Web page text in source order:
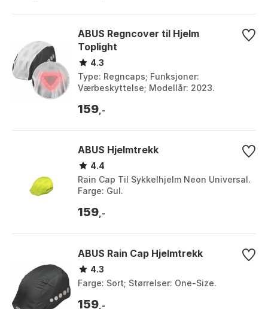
ABUS Regncover til Hjelm
Toplight
4.3
Type: Regncaps; Funksjoner:
Værbeskyttelse; Modellår: 2023.
159 ,-
ABUS Hjelmtrekk
4.4
Rain Cap Til Sykkelhjelm Neon Universal.
Farge: Gul.
159 ,-
ABUS Rain Cap Hjelmtrekk
4.3
Farge: Sort; Størrelser: One-Size.
159 ,-